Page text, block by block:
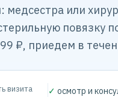
медсестра или
повязку
₽, приедем в
визита ✓ осмотр и